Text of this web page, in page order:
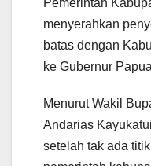
Pemerintah
menyerahkan
batas dengan
ke Gubernur
Menurut Wakil
Andarias
setelah tak ada